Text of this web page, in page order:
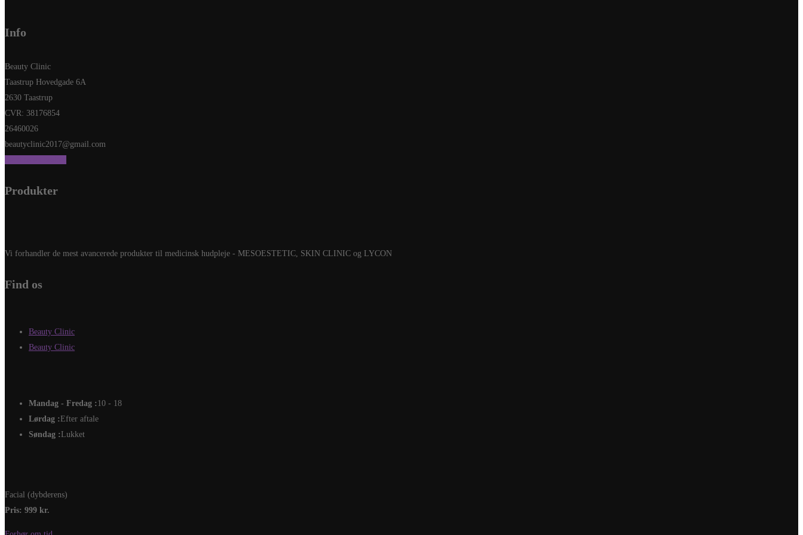
Info
Beauty Clinic
Taastrup Hovedgade 6A
2630 Taastrup
CVR: 38176854
26460026
beautyclinic2017@gmail.com
Produkter
Vi forhandler de mest avancerede produkter til medicinsk hudpleje - MESOESTETIC, SKIN CLINIC og LYCON
Find os
Beauty Clinic
Beauty Clinic
Mandag - Fredag : 10 - 18
Lørdag : Efter aftale
Søndag : Lukket
Facial (dybderens)
Pris: 999 kr.